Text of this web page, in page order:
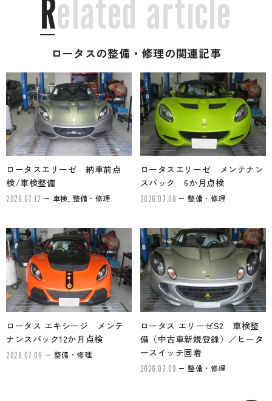
Re ated artic e
ロータスの整備・修理の関連記事
ロータスエリーゼ 納車前点
検/車検整備
2026.07.12 車検, 整備・修理
ロータスエリーゼ メンテナン
スパック 6か月点検
2026.07.09 整備・修理
ロータス エキシージ メンテ
ナンスパック12か月点検
2026.07.09 整備・修理
ロータス エリーゼS2 車検整
備（中古車新規登録）／ヒータ
ースイッチ固着
2026.07.09 整備・修理